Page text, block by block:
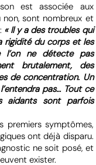
est associée aux
non, sont nombreux et
« Il y a des troubles qui
rigidité du corps et les
ne détecte pas
brutalement, des
de concentration. Un
pas… Tout ce
aidants sont parfois
premiers symptômes,
ont déjà disparu.
ne soit posé, et
exister.